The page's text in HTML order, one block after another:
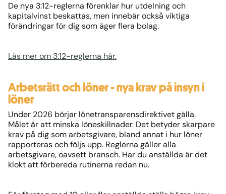
De nya 3:12-reglerna förenklar hur utdelning och
kapitalvinst beskattas, men innebär också viktiga
förändringar för dig som äger flera bolag.
Läs mer om 3:12-reglerna här.
Arbetsrätt och löner - nya krav på insyn i
löner
Under 2026 börjar lönetransparensdirektivet gälla.
Målet är att minska löneskillnader. Det betyder skarpare
krav på dig som arbetsgivare, bland annat i hur löner
rapporteras och följs upp. Reglerna gäller alla
arbetsgivare, oavsett bransch. Har du anställda är det
klokt att förbereda rutinerna redan nu.